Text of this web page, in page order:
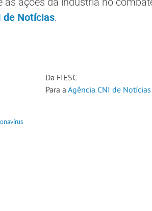
de Notícias.
Da FIESC
Para a Agência CNI de Notícias